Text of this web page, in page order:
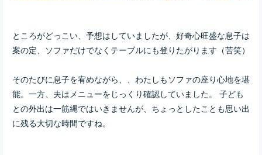
ところがどっこい、予想はしていましたが、好奇心旺盛な息子は
案の定、ソファだけでなくテーブルにも登りたがります（苦笑）
そのたびに息子を宥めながら、
、わたしもソファの座り心地を堪
能。 一方、夫はメニューをじっくり確認していました。 子ども
との外出は一筋縄ではいきませんが、ちょっとしたことも思い出
に残る大切な時間ですね。